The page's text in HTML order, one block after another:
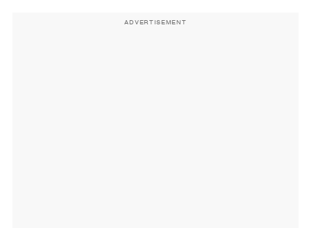
ADVERTISEMENT